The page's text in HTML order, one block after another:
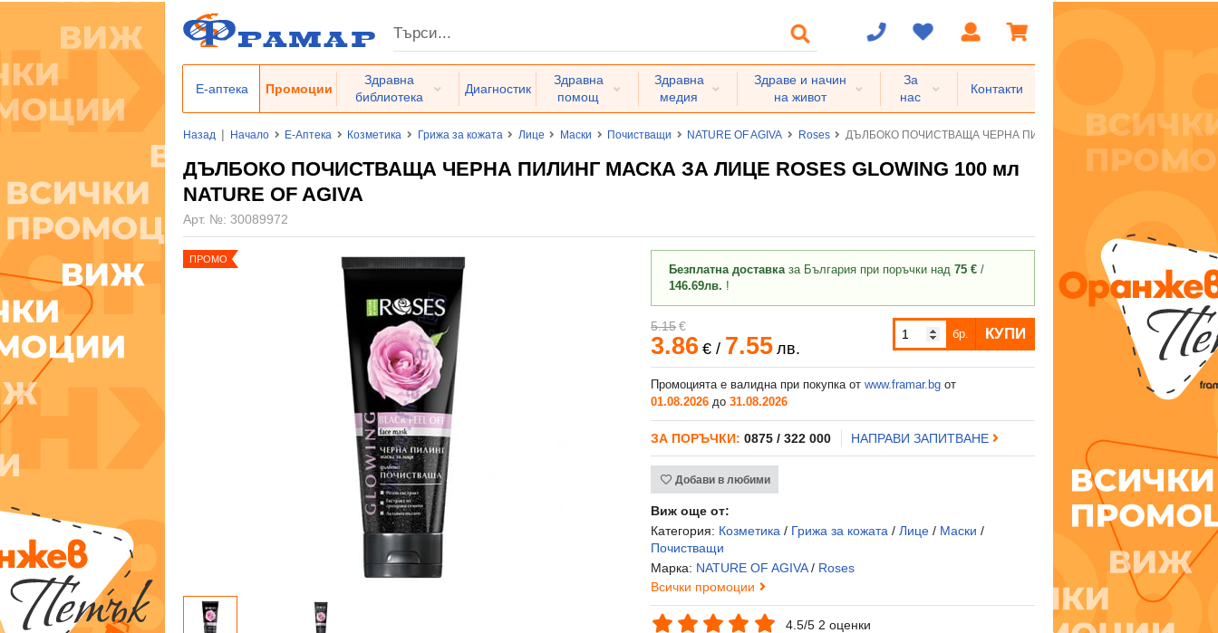
Е-аптека Промоции
Здравна
библиотека
Диагностик
Здравна
помощ
Здравна
медия
Здраве и начин
на живот
За
нас
Контакти
Назад | Начало Е-Аптека Козметика Грижа за кожата Лице Маски Почистващи NATURE OF AGIVA Roses ДЪЛБОКО ПОЧИСТВАЩА ЧЕРНА ПИЛИНГ МАСКА ЗА ЛИЦЕ ROSES
ДЪЛБОКО ПОЧИСТВАЩА ЧЕРНА ПИЛИНГ МАСКА ЗА ЛИЦЕ ROSES GLOWING 100 мл
NATURE OF AGIVA
Арт. №: 30089972
ПРОМО
Безплатна доставказа България при поръчки над 75 € /
146.69лв. !
5.15€
3.86 €/ 7.55 лв.
бр. КУПИ
Промоцията е валидна при покупка отwww.framar.bg от
01.08.2026 до31.08.2026
ЗА ПОРЪЧКИ: 0875 / 322 000 НАПРАВИ ЗАПИТВАНЕ
Добави в любими
Виж още от:
Категория: Козметика / Грижа за кожата /Лице / Маски /
Почистващи
Марка: NATURE OF AGIVA/ Roses
Всички промоции
4.5/5 2 оценки